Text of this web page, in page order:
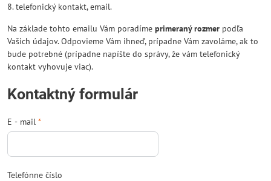
8. telefonický kontakt, email.
Na základe tohto emailu Vám poradíme primeraný rozmer podľa
Vašich údajov. Odpovieme Vám ihneď, prípadne Vám zavoláme, ak to
bude potrebné (prípadne napíšte do správy, že vám telefonický
kontakt vyhovuje viac).
Kontaktný formulár
E - mail *
Telefónne číslo